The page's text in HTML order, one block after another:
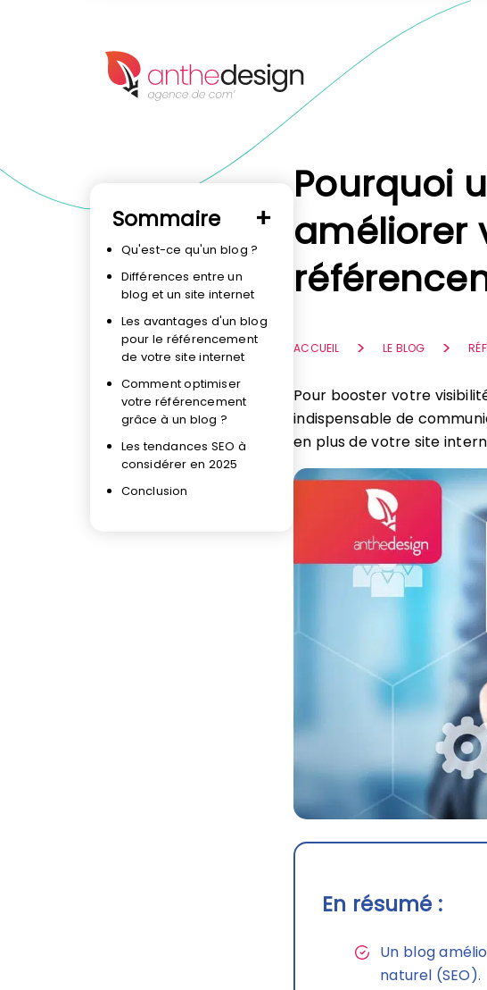
Sommaire
Qu'est-ce qu'un blog ?
Différences entre un
blog et un site internet
Les avantages d'un blog
pour le référencement
de votre site internet
Comment optimiser
votre référencement
grâce à un blog ?
Les tendances SEO à
considérer en 2025
Conclusion
Pourquoi
améliorer
ACCUEIL LE BLOG
Pour booster votre
indispensable de
en plus de votre site
En résumé :
Un blog
naturel (SEO).